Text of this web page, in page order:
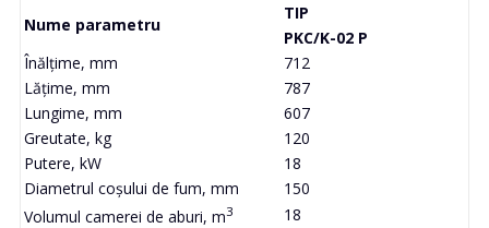
Nume parametru
TIP
PKC/K-02 P
Înălțime, mm
712
Lățime, mm
787
Lungime, mm
607
Greutate, kg
120
Putere, kW
18
Diametrul coșului de fum, mm
150
Volumul camerei de aburi, m3
18